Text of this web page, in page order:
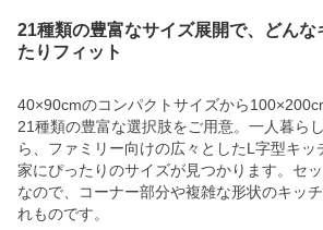
21種類の豊富なサイズ展開で、どんな
たりフィット
40×90cmのコンパクトサイズから
21種類の豊富な選択肢をご用意。一人暮ら
ら、ファミリー向けの広々としたL字型キッ
家にぴったりのサイズが見つかります。セ
なので、コーナー部分や複雑な形状のキッ
れものです。